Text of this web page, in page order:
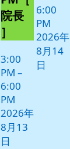
院長
］
3:00
PM –
6:00
PM
2026年
8月13
日
6:00
PM
2026年
8月14
日